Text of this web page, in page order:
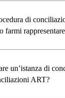
di
farmi
un’istanza di
ART?